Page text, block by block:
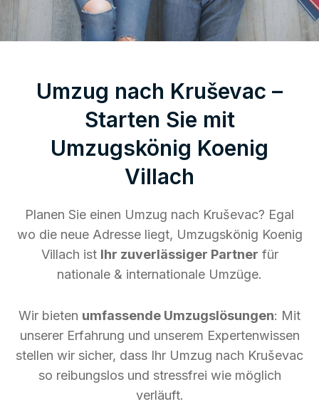
Umzug nach Kruševac –
Starten Sie mit
Umzugskönig Koenig
Villach
Planen Sie einen Umzug nach Kruševac? Egal
wo die neue Adresse liegt, Umzugskönig Koenig
Villach ist Ihr zuverlässiger Partner für
nationale & internationale Umzüge.
Wir bieten umfassende Umzugslösungen: Mit
unserer Erfahrung und unserem Expertenwissen
stellen wir sicher, dass Ihr Umzug nach Kruševac
so reibungslos und stressfrei wie möglich
verläuft.